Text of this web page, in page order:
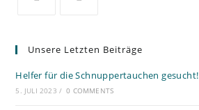
Unsere Letzten Beiträge
Helfer für die Schnuppertauchen gesucht!
5. JULI 2023 / 0 COMMENTS